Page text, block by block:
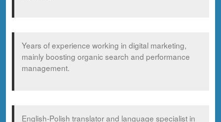
Years of experience working in digital marketing,
mainly boosting organic search and performance
management.
English-Polish translator and language specialist in